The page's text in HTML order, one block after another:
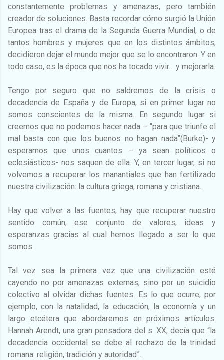
constantemente problemas y amenazas, pero también
creador de soluciones. Basta recordar cómo surgió la Unión
Europea tras el drama de la Segunda Guerra Mundial, o de
tantos hombres y mujeres que en los distintos ámbitos,
decidieron dejar el mundo mejor que se lo encontraron. Y en
todo caso, es la época que nos ha tocado vivir… y mejorarla.
Tengo por seguro que no saldremos de la crisis o
decadencia de España y de Europa, si en primer lugar no
somos conscientes de la misma. En segundo lugar si
creemos que no podemos hacer nada – “para que triunfe el
mal basta con que los buenos no hagan nada”(Burke)- y
esperamos que unos cuantos – ya sean políticos o
eclesiásticos- nos saquen de ella. Y, en tercer lugar, si no
volvemos a recuperar los manantiales que han fertilizado
nuestra civilización: la cultura griega, romana y cristiana.
Hay que volver a las fuentes, hay que recuperar nuestro
sentido común, ese conjunto de valores, ideas y
esperanzas gracias al cual hemos llegado a ser lo que
somos.
Tal vez sea la primera vez que una civilización esté
cayendo no por amenazas externas, sino por un suicidio
colectivo al olvidar dichas fuentes. Es lo que ocurre, por
ejemplo, con la natalidad, la educación, la economía y un
largo etcétera que abordaremos en próximos artículos.
Hannah Arendt, una gran pensadora del s. XX, decía que “la
decadencia occidental se debe al rechazo de la trinidad
romana: religión, tradición y autoridad”.